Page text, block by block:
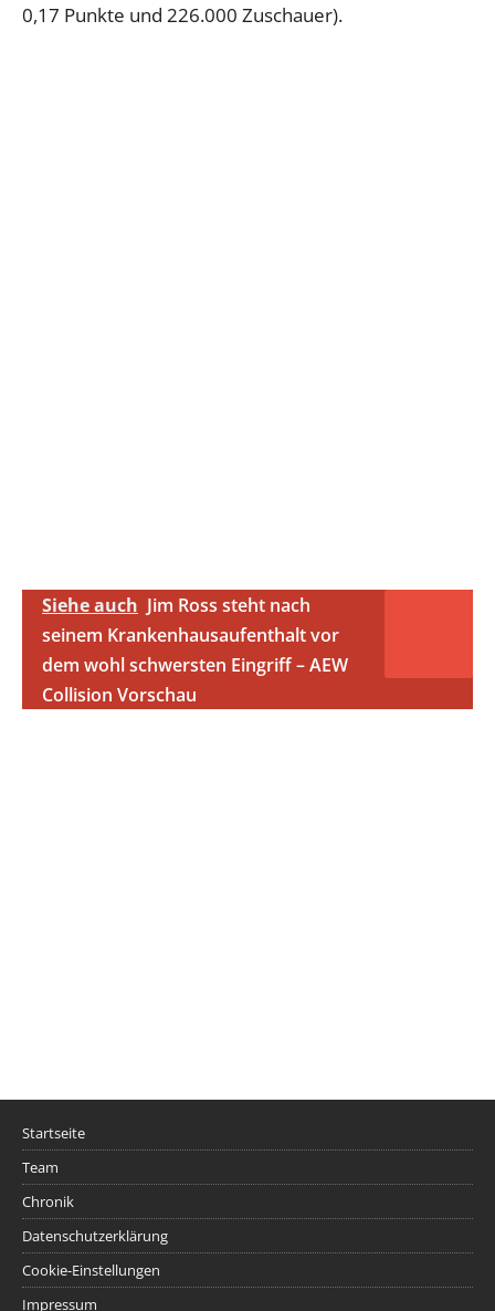
0,17 Punkte und 226.000 Zuschauer).
Siehe auch Jim Ross steht nach
seinem Krankenhausaufenthalt vor
dem wohl schwersten Eingriff – AEW
Collision Vorschau
Startseite
Team
Chronik
Datenschutzerklärung
Cookie-Einstellungen
Impressum